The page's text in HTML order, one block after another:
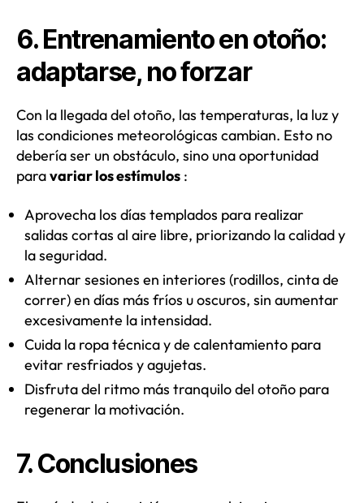
6. Entrenamiento en otoño:
adaptarse, no forzar
Con la llegada del otoño, las temperaturas, la luz y
las condiciones meteorológicas cambian. Esto no
debería ser un obstáculo, sino una oportunidad
paravariar los estímulos :
Aprovecha los días templados para realizar
salidas cortas al aire libre, priorizando la calidad y
la seguridad.
Alternar sesiones en interiores (rodillos, cinta de
correr) en días más fríos u oscuros, sin aumentar
excesivamente la intensidad.
Cuida la ropa técnica y de calentamiento para
evitar resfriados y agujetas.
Disfruta del ritmo más tranquilo del otoño para
regenerar la motivación.
7. Conclusiones